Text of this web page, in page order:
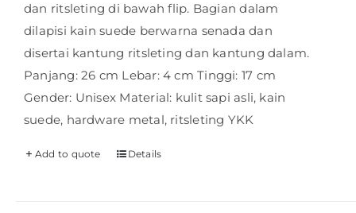
dan ritsleting di bawah flip. Bagian dalam
dilapisi kain suede berwarna senada dan
disertai kantung ritsleting dan kantung dalam.
Panjang: 26 cm Lebar: 4 cm Tinggi: 17 cm
Gender: Unisex Material: kulit sapi asli, kain
suede, hardware metal, ritsleting YKK
Add to quote Details